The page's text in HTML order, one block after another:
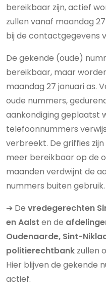
bereikbaar zijn, actief
zullen vanaf maandag
bij de contactgegevens
De gekende (oude)
bereikbaar, maar
maandag 27 januari as.
oude nummers,
aankondiging geplaatst
telefoonnummers
verbreekt. De griffies
meer bereikbaar op de
maanden verdwijnt de
nummers buiten gebruik.
➔ De vredegerechten
en Aalst en de
Oudenaarde, Sint-
politierechtbank zullen
Hier blijven de gekende
actief.